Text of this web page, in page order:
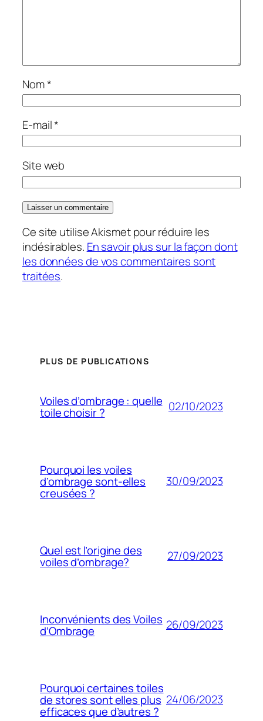
Nom*
E-mail*
Site web
Ce site utilise Akismet pour réduire les
indésirables. En savoir plus sur la façon dont
les données de vos commentaires sont
traitées.
PLUS DE PUBLICATIONS
Voiles d’ombrage : quelle
toile choisir ? 02/10/2023
Pourquoi les voiles
d’ombrage sont-elles
creusées ?
30/09/2023
Quel est l’origine des
voiles d’ombrage? 27/09/2023
Inconvénients des Voiles
d’Ombrage 26/09/2023
Pourquoi certaines toiles
de stores sont elles plus
efficaces que d’autres ?
24/06/2023